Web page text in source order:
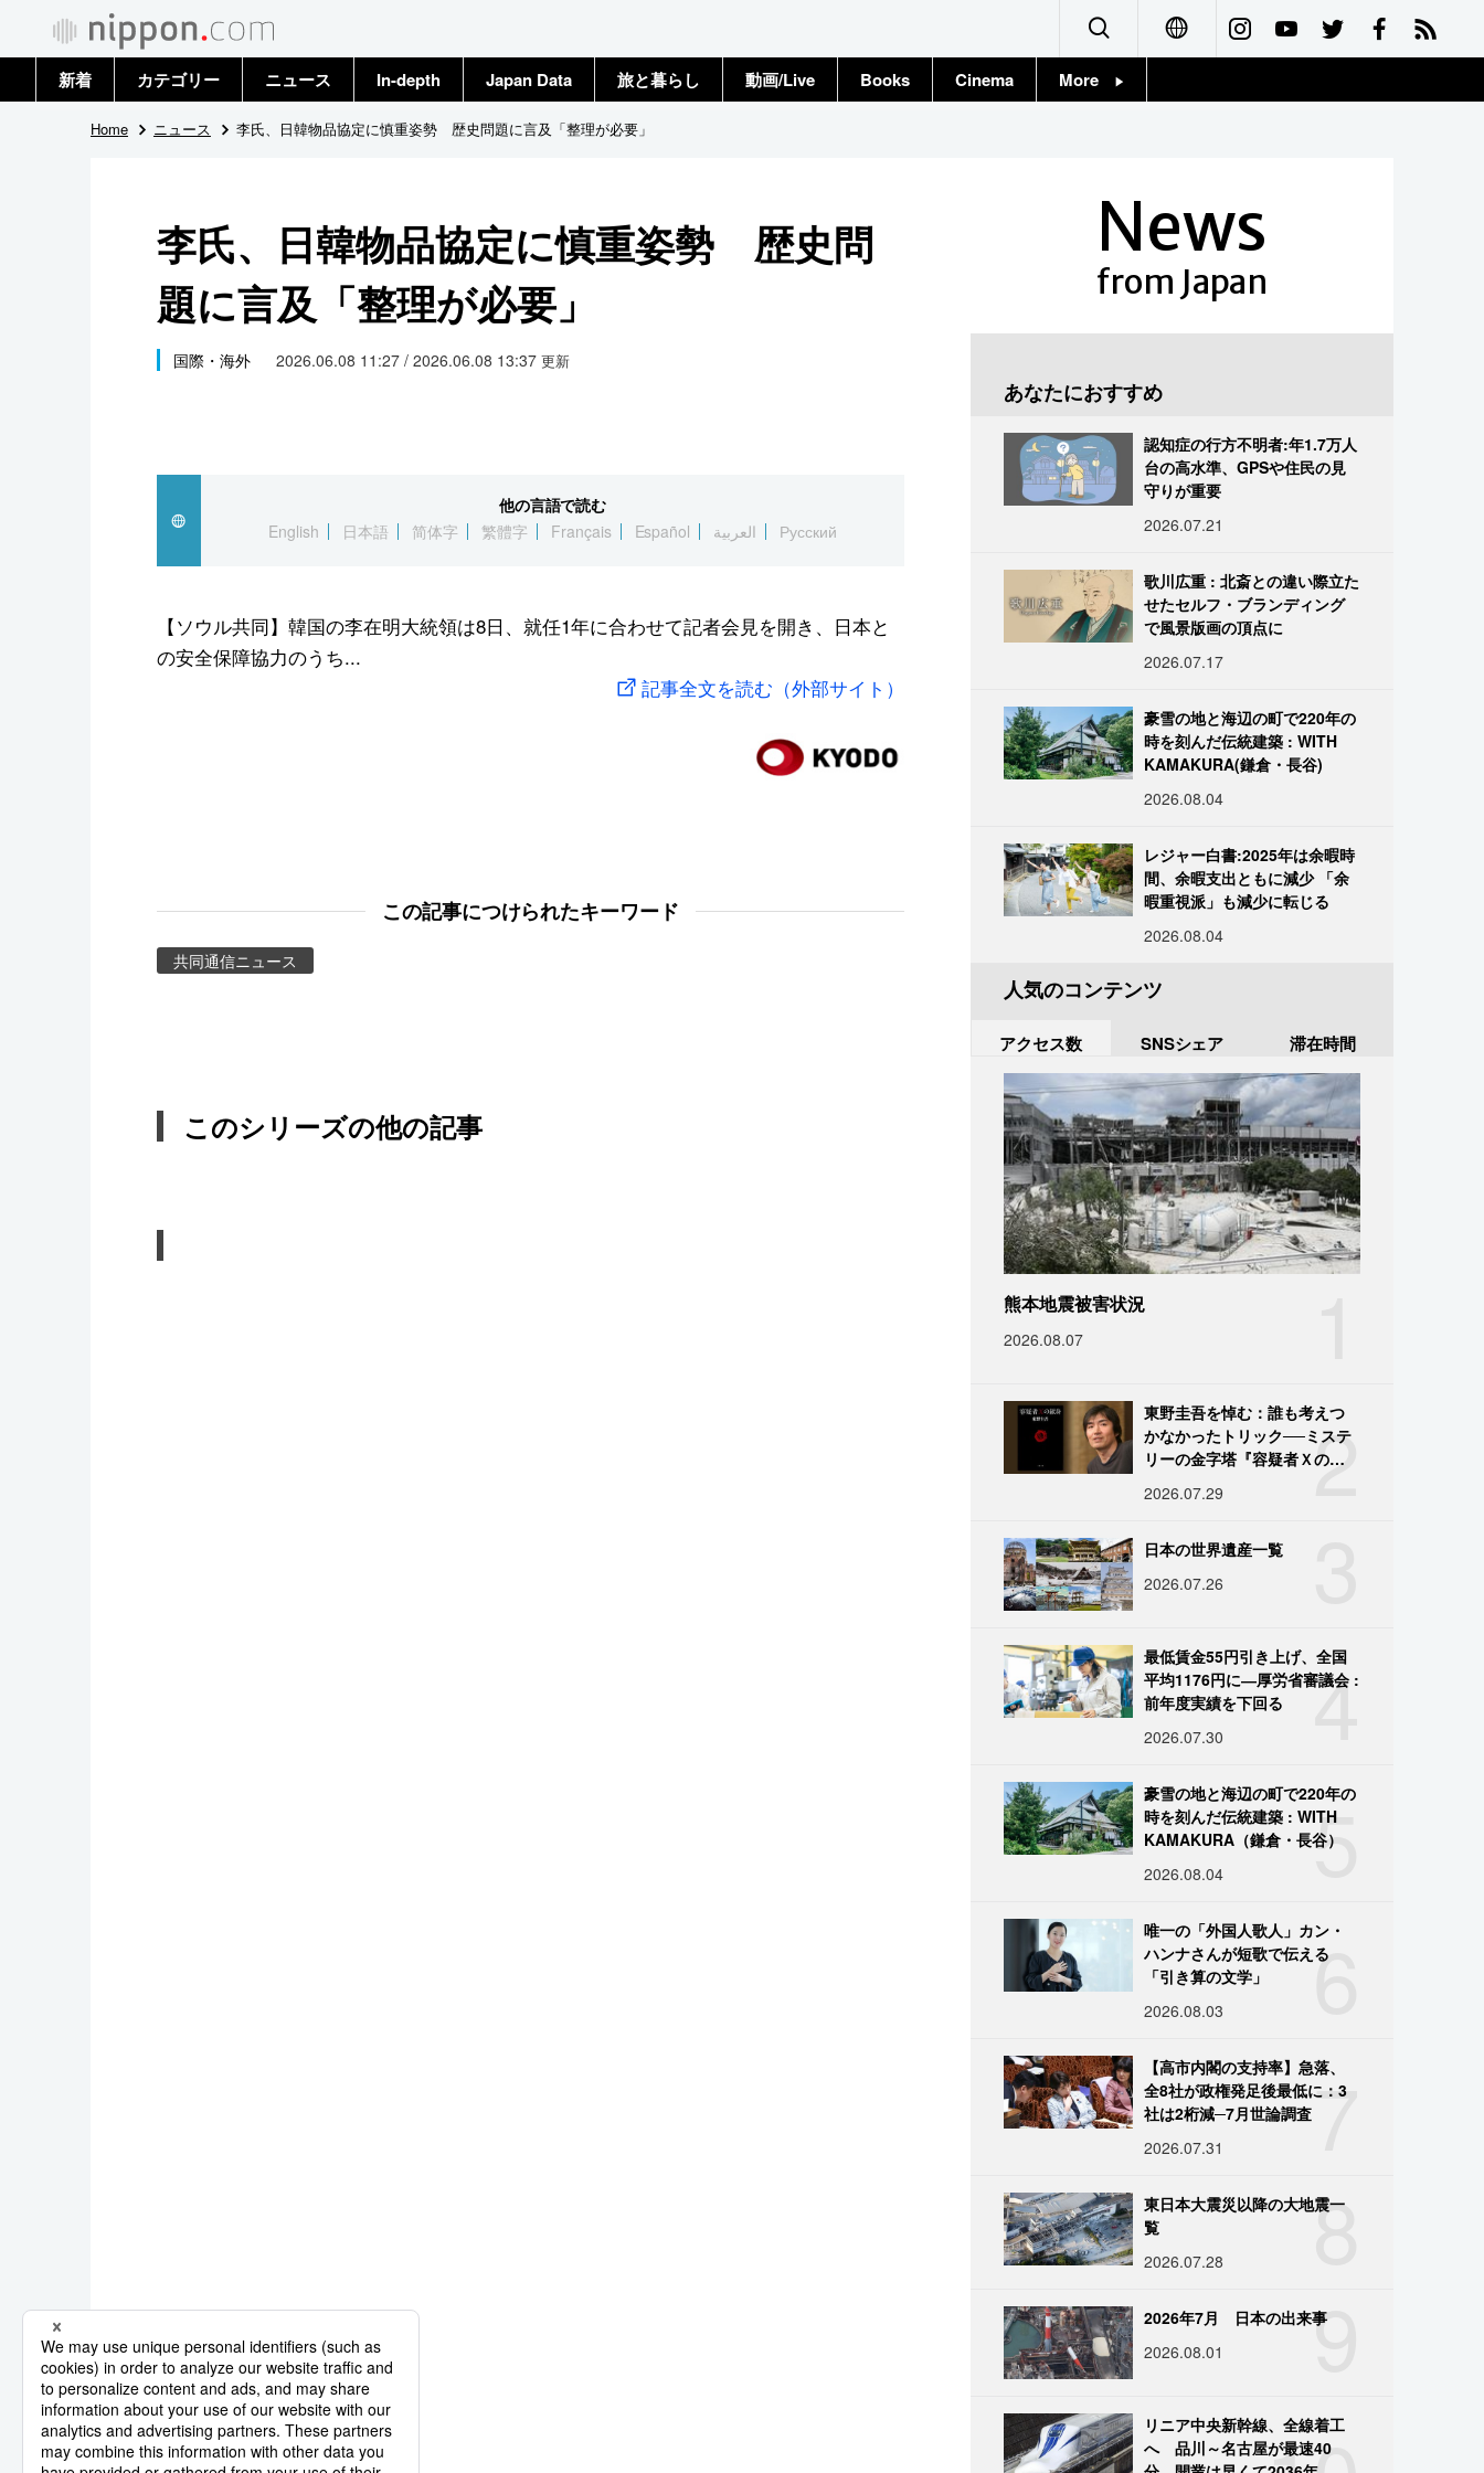
Français
新着 カテゴリー
政治・外交
国際
社会
文化
スポーツ・東京2020
ニュース
トップ
In-depth Japan Data 旅と暮らし 動画/Live Books Cinema More
Home ニュース 李氏、日韓物品協定に慎重姿勢 歴史問題に言及「整理が必要」
李氏、日韓物品協定に慎重姿勢 歴史問
題に言及「整理が必要」
国際・海外 2026.06.08 11:27 / 2026.06.08 13:37 更新
他の言語で読む
English
日本語 简体字 繁體字 Français Español العربية Русский
【ソウル共同】韓国の李在明大統領は8日、就任1年に合わせて記者会見を開き、日本と
の安全保障協力のうち...
記事全文を読む（外部サイト）
この記事につけられたキーワード
共同通信ニュース
このシリーズの他の記事
News
from Japan
あなたにおすすめ
認知症の行方不明者:年1.7万人
台の高水準、GPSや住民の見
守りが重要
2026.07.21
歌川広重 : 北斎との違い際立た
せたセルフ・ブランディング
で風景版画の頂点に
2026.07.17
豪雪の地と海辺の町で220年の
時を刻んだ伝統建築 : WITH
KAMAKURA(鎌倉・長谷)
2026.08.04
レジャー白書:2025年は余暇時
間、余暇支出ともに減少 「余
暇重視派」も減少に転じる
2026.08.04
人気のコンテンツ
アクセス数 SNSシェア 滞在時間
熊本地震被害状況
2026.08.07
2
東野圭吾を悼む：誰も考えつ
かなかったトリック──ミステ
リーの金字塔『容疑者Ｘの献
2026.07.29
日本の世界遺産一覧
2026.07.26
4
最低賃金55円引き上げ、全国
平均1176円に―厚労省審議会 :
前年度実績を下回る
2026.07.30
5
豪雪の地と海辺の町で220年の
時を刻んだ伝統建築 : WITH
KAMAKURA（鎌倉・長谷）
2026.08.04
6
唯一の「外国人歌人」カン・
ハンナさんが短歌で伝える
「引き算の文学」
2026.08.03
7
【高市内閣の支持率】急落、
全8社が政権発足後最低に：3
社は2桁減─7月世論調査
2026.07.31
8
東日本大震災以降の大地震一
覧
2026.07.28
9
2026年7月 日本の出来事
2026.08.01
リニア中央新幹線、全線着工
へ 品川～名古屋が最速40